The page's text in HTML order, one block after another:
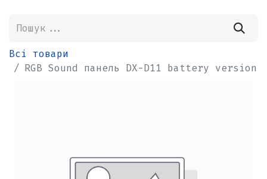
Всі товари
RGB Sound панель DX-D11 battery version